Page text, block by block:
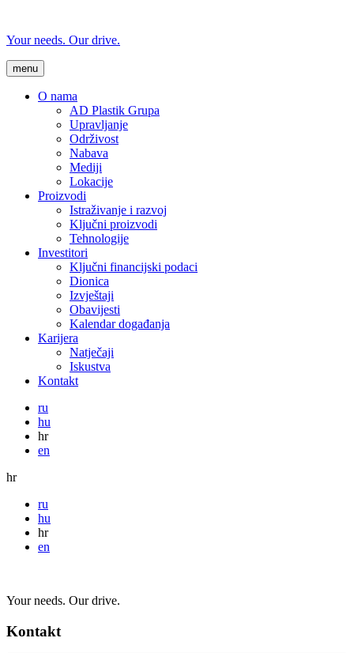
Your needs. Our drive.
menu
O nama
AD Plastik Grupa
Upravljanje
Održivost
Nabava
Mediji
Lokacije
Proizvodi
Istraživanje i razvoj
Ključni proizvodi
Tehnologije
Investitori
Ključni financijski podaci
Dionica
Izvještaji
Obavijesti
Kalendar događanja
Karijera
Natječaji
Iskustva
Kontakt
ru
hu
hr
en
hr
ru
hu
hr
en
Your needs. Our drive.
Kontakt